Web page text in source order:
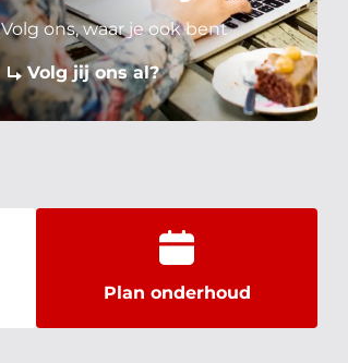
Volg ons, waar je ook bent
Volg jij ons al?
Plan onderhoud